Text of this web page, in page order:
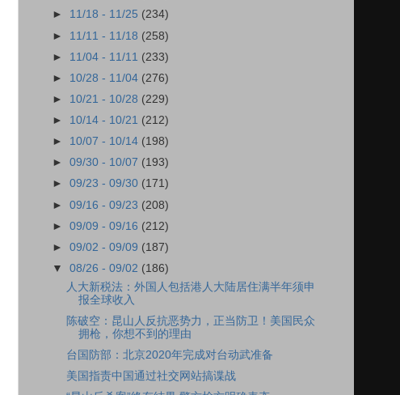
► 11/18 - 11/25 (234)
► 11/11 - 11/18 (258)
► 11/04 - 11/11 (233)
► 10/28 - 11/04 (276)
► 10/21 - 10/28 (229)
► 10/14 - 10/21 (212)
► 10/07 - 10/14 (198)
►09/30 - 10/07 (193)
►09/23 - 09/30 (171)
►09/16 - 09/23 (208)
►09/09 - 09/16 (212)
►09/02 - 09/09 (187)
▼08/26 - 09/02 (186)
人大新税法：外国人包括港人大陆居住满半年须申
报全球收入
陈破空：昆山人反抗恶势力，正当防卫！美国民众
拥枪，你想不到的理由
台国防部：北京2020年完成对台动武准备
美国指责中国通过社交网站搞谍战